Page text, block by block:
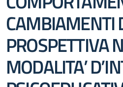
CAMBIAMENTI
PROSPETTIVA
MODALITA’